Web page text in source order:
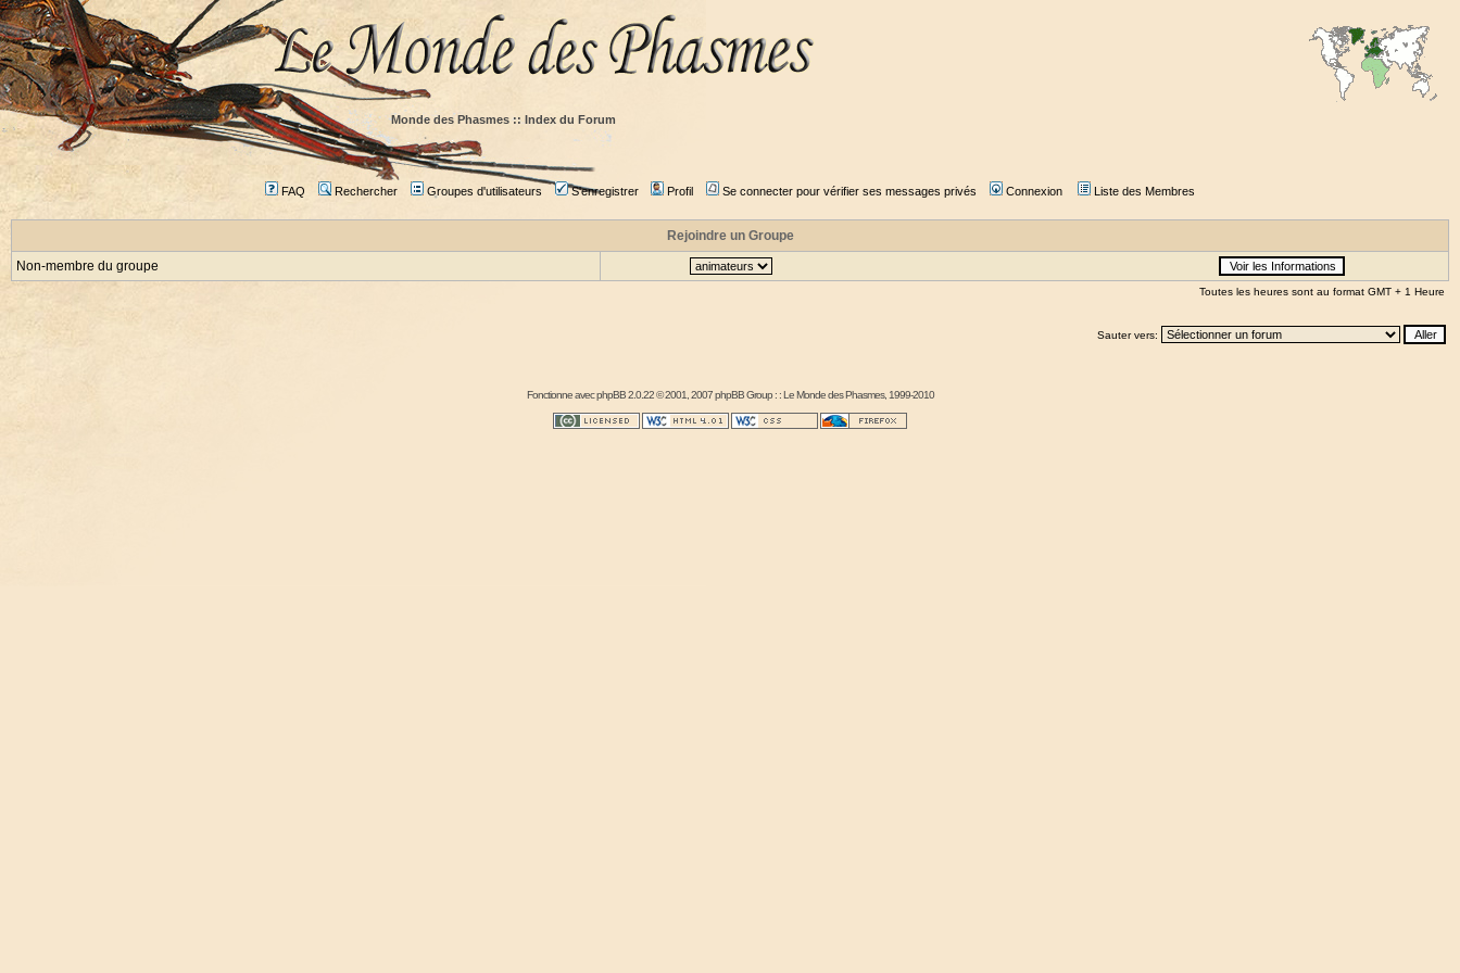
Monde des Phasmes :: Index du Forum
FAQ Rechercher Groupes d'utilisateurs S'enregistrer Profil Se connecter pour vérifier ses messages privés Connexion Liste des Membres
Rejoindre un Groupe
Non-membre du groupe
Toutes les heures sont au format GMT + 1 Heure
Sauter vers:
Fonctionne avecphpBB2.0.22 © 2001, 2007 phpBB Group : :Le Monde des Phasmes, 1999-2010